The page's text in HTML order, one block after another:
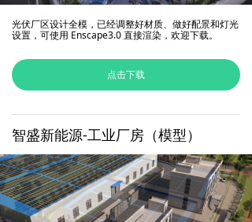
智盛新能源-工业厂房（模型）
光伏厂区设计全模，已经调整好材质、做好配景和灯光
设置，可使用 Enscape3.0 直接渲染，欢迎下载。
点击下载